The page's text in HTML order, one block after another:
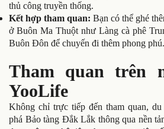
thủ công truyền thống.
Kết hợp tham quan: Bạn có thể ghé
ở Buôn Ma Thuột như Làng cà phê
Buôn Đôn để chuyến đi thêm phong phú.
Tham quan trên
YooLife
Không chỉ trực tiếp đến tham quan,
phá Bảo tàng Đắk Lắk thông qua nền